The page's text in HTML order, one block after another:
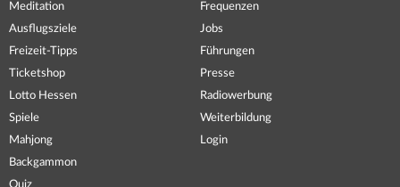
Meditation
Ausflugsziele
Freizeit-Tipps
Ticketshop
Lotto Hessen
Spiele
Mahjong
Backgammon
Frequenzen
Jobs
Führungen
Presse
Radiowerbung
Weiterbildung
Login